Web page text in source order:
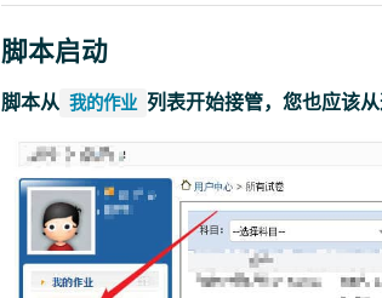
脚本启动
脚本从 我的作业 列表开始接管，您也应该